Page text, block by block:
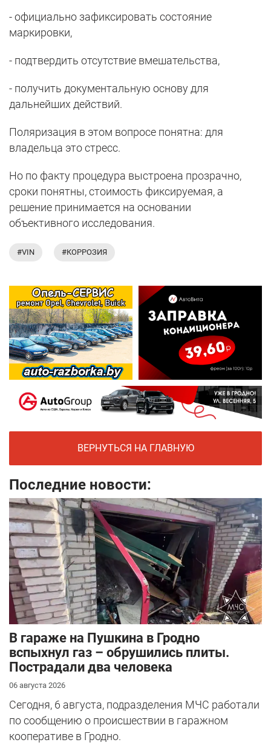
- официально зафиксировать состояние
маркировки,
- подтвердить отсутствие вмешательства,
- получить документальную основу для
дальнейших действий.
Поляризация в этом вопросе понятна: для
владельца это стресс.
Но по факту процедура выстроена прозрачно,
сроки понятны, стоимость фиксируемая, а
решение принимается на основании
объективного исследования.
#VIN #КОРРОЗИЯ
ВЕРНУТЬСЯ НА ГЛАВНУЮ
Последние новости:
В гараже на Пушкина в Гродно
вспыхнул газ – обрушились плиты.
Пострадали два человека
06 августа 2026
Сегодня, 6 августа, подразделения МЧС работали
по сообщению о происшествии в гаражном
кооперативе в Гродно.